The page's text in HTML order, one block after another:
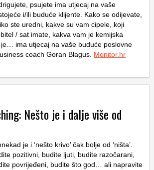
psujete ima utjecaj na vaše
i/ili buduće klijente. Kako se odijevate,
ste uredni, kakve su vam cipele, koji
/ sat imate, kakva vam je kemijska
ima utjecaj na vaše buduće poslovne
coach Goran Blagus. Monitor.hr
Nešto je i dalje više od
je i ‘nešto krivo’ čak bolje od ‘ništa’.
pozitivni, budite ljuti, budite razočarani,
povrijeđeni, budite što god… ali napravite